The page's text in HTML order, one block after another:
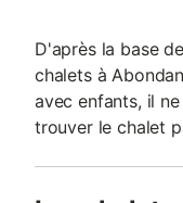
D'après la base
chalets à
avec enfants, il
trouver le chalet